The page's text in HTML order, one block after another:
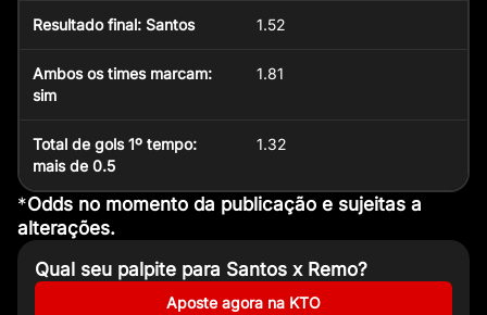
Resultado final: Santos 1.52
Ambos os times marcam:
sim
1.81
Total de gols 1º tempo:
mais de 0.5
1.32
*Odds no momento da publicação e sujeitas a
alterações.
Qual seu palpite para Santos x Remo?
Aposte agora na KTO